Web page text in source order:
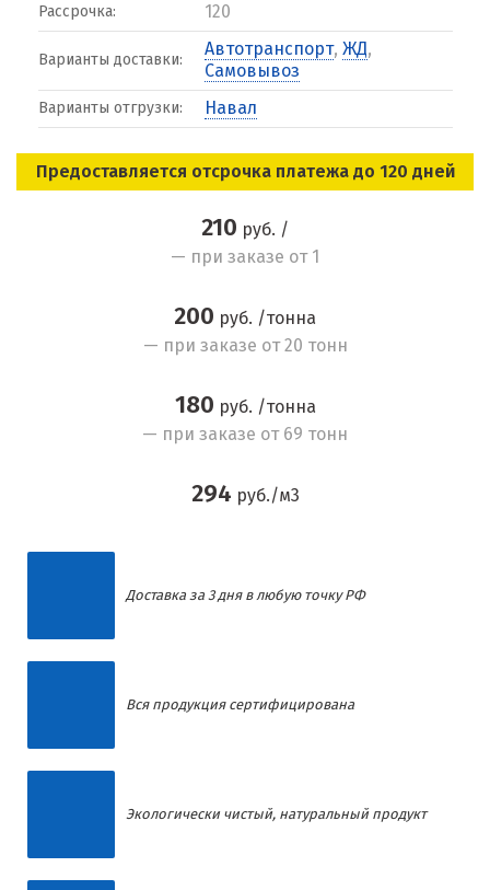
Рассрочка: 120
Варианты доставки:
Автотранспорт, ЖД,
Самовывоз
Варианты отгрузки: Навал
Предоставляется отсрочка платежа до 120 дней
210 руб. /
— при заказе от 1
200 руб. /тонна
— при заказе от 20 тонн
180 руб. /тонна
— при заказе от 69 тонн
294 руб./м3
Доставка за 3 дня в любую точку РФ
Вся продукция сертифицирована
Экологически чистый, натуральный продукт